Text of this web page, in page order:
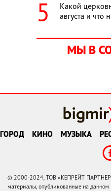
Какой
августа и что
МЫ В
ГОРОД КИНО МУЗЫКА
© 2000-2024, ТОВ «КЕПРЕЙТ
материалы, опубликованные на